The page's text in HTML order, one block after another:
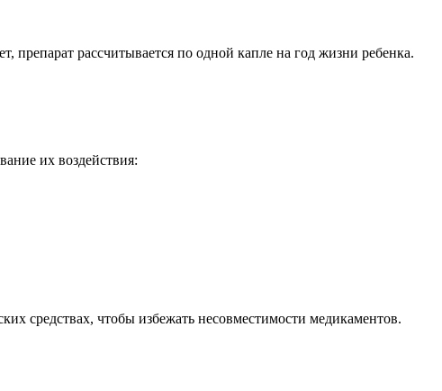
препарат рассчитывается по одной капле на год жизни ребенка.
их воздействия:
средствах, чтобы избежать несовместимости медикаментов.